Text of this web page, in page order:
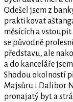
Odešel jsem z
praktikovat
měsících a vstoupit
se původně
představu, ale
a do kanceláře
Shodou okolností
Majsůru i Dalibor.
pronajatý byt a